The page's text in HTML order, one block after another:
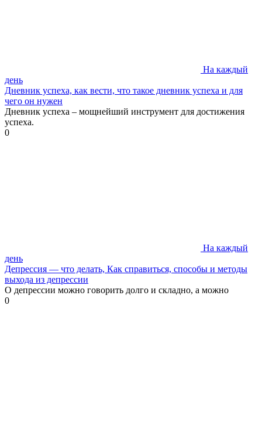
На каждый
день
Дневник успеха, как вести, что такое дневник успеха и для
чего он нужен
Дневник успеха – мощнейший инструмент для достижения
успеха.
0
На каждый
день
Депрессия — что делать, Как справиться, способы и методы
выхода из депрессии
О депрессии можно говорить долго и складно, а можно
0